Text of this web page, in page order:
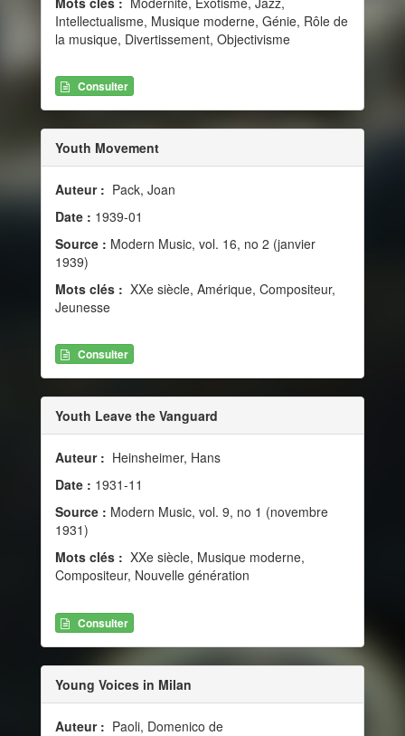
Intellectualisme, Musique moderne, Génie, Rôle de
la musique, Divertissement, Objectivisme
Consulter
Youth Movement
Auteur : Pack, Joan
Date : 1939-01
Source : Modern Music, vol. 16, no 2 (janvier
1939)
Mots clés : XXe siècle, Amérique, Compositeur,
Jeunesse
Consulter
Youth Leave the Vanguard
Auteur : Heinsheimer, Hans
Date : 1931-11
Source : Modern Music, vol. 9, no 1 (novembre
1931)
Mots clés : XXe siècle, Musique moderne,
Compositeur, Nouvelle génération
Consulter
Young Voices in Milan
Auteur : Paoli, Domenico de